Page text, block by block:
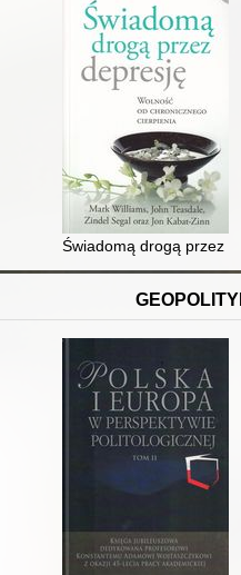
i lękiem : terapia ACT
do zdrowia
Świadomą drogą przez